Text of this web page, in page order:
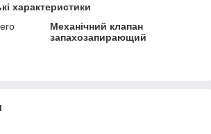
характеристики
Механічний клапан
запахозапирающий